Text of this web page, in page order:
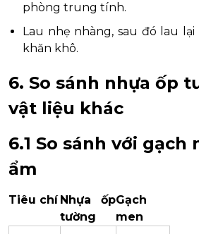
phòng trung tính.
Lau nhẹ nhàng, sau đó lau
khăn khô.
6. So sánh nhựa ốp
vật liệu khác
6.1 So sánh với gạch
ẩm
Tiêu chí Nhựa ốp
tường
Gạch
men